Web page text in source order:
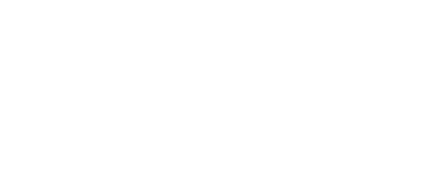
Fall die Notrufnummer 110.
wenden. Nur so kann gewährleistet werden, dass